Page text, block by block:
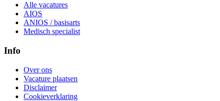
Alle vacatures
AIOS
ANIOS / basisarts
Medisch specialist
Info
Over ons
Vacature plaatsen
Disclaimer
Cookieverklaring